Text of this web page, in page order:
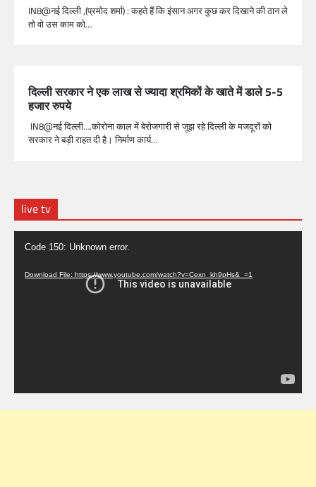
IN8@नई दिल्ली ,(प्रमोद शर्मा) : कहते हैं कि इंसान अगर कुछ कर दिखाने की ठान ले
तो वो उस काम को…
दिल्ली सरकार ने एक लाख से ज्यादा श्रमिकों के खाते में डाले 5-5
हजार रुपये
IN8@नई दिल्ली….कोरोना काल में बेरोजगारी से जूझ रहे दिल्ली के मजदूरों को
सरकार ने बड़ी राहत दी है। निर्माण कार्य…
live tv
Video
Player
Code 150: Unknown error.
Download File: https://www.youtube.com/watch?v=Cexn_kh9pHs&_=1